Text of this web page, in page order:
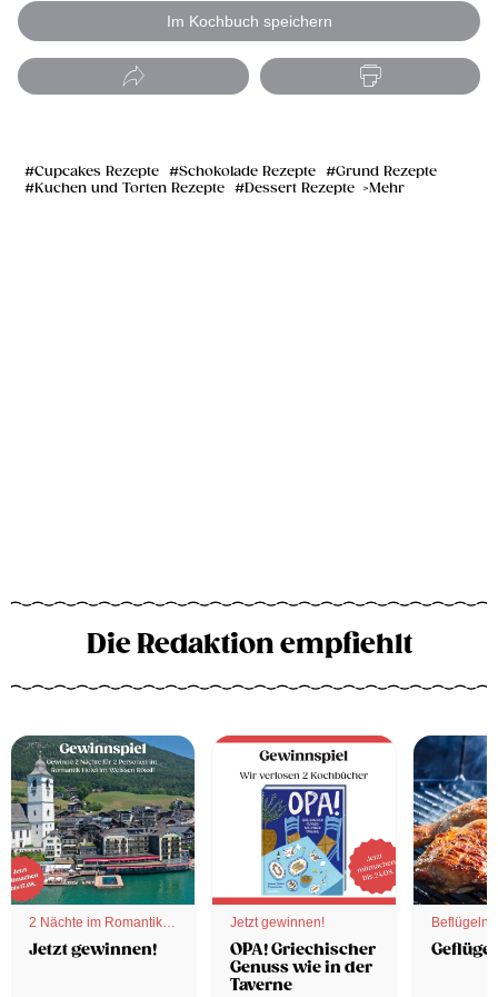
Im Kochbuch speichern
Cupcakes Rezepte Schokolade Rezepte
Grund Rezepte
Kuchen und Torten Rezepte
Dessert Rezepte Mehr
Die Redaktion empfiehlt
2 Nächte im Romantik
Hotel
Jetzt gewinnen!
Jetzt gewinnen!
OPA! Griechischer
Genuss wie in der
Taverne